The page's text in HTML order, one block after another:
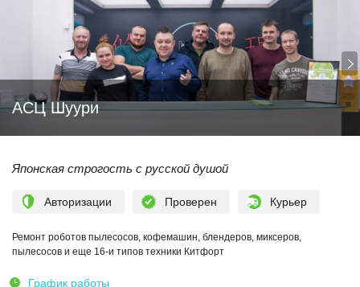
АСЦ Шуури
Японская строгость с русской душой
Авторизации Проверен Курьер
Ремонт роботов пылесосов, кофемашин, блендеров, миксеров,
пылесосов и еще 16-и типов техники Китфорт
График работы